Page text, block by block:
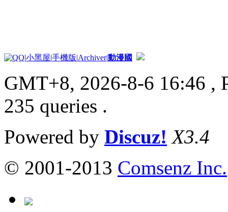
|小黑屋|手機版|Archiver|動漫國
GMT+8, 2026-8-6 16:46 ,
235 queries .
Powered by Discuz! X3.4
© 2001-2013 Comsenz Inc.